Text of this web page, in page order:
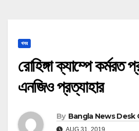
খবর
রোহিঙ্গা ক্যাম্পে কর্মরত
এনজিও প্রত্যাহার
By Bangla News Desk
AUG 31, 2019